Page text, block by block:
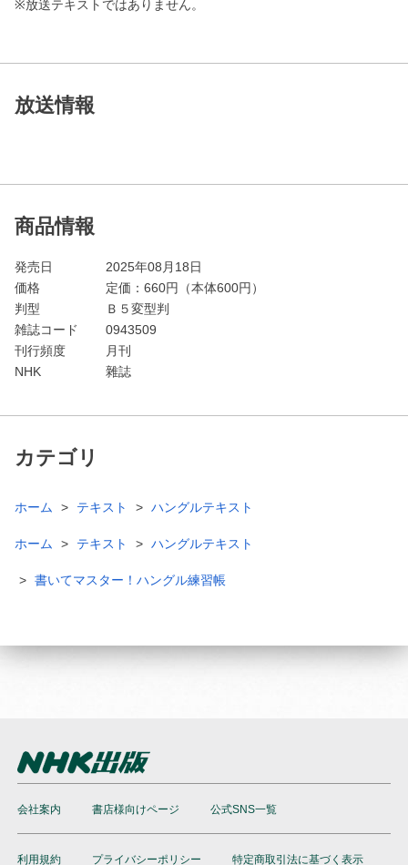
※放送テキストではありません。
放送情報
商品情報
発売日
2025年08月18日
価格
定価： 660円（本体600円）
判型
Ｂ５変型判
雑誌コード
0943509
刊行頻度
月刊
NHK
雜誌
カテゴリ
ホーム テキスト ハングルテキスト
ホーム テキスト ハングルテキスト
書いてマスター！ハングル練習帳
会社案内 書店様向けページ 公式SNS一覧
利用規約 プライバシーポリシー 特定商取引法に基づく表示